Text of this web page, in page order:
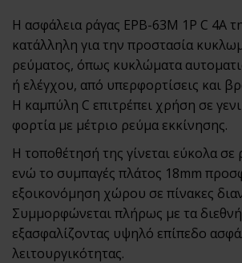
Η ασφάλεια ράγας EPB-63M 1P C 4A
κατάλληλη για την προστασία
ρεύματος, όπως κυκλώματα
ή ελέγχου, από υπερφορτίσεις και
Η καμπύλη C επιτρέπει χρήση σε
φορτία με μέτριο ρεύμα εκκίνησης.
Η τοποθέτησή της γίνεται εύκολα σε
ενώ το συμπαγές πλάτος 18mm
εξοικονόμηση χώρου σε πίνακες
Συμμορφώνεται πλήρως με τα
εξασφαλίζοντας υψηλό επίπεδο
λειτουργικότητας.